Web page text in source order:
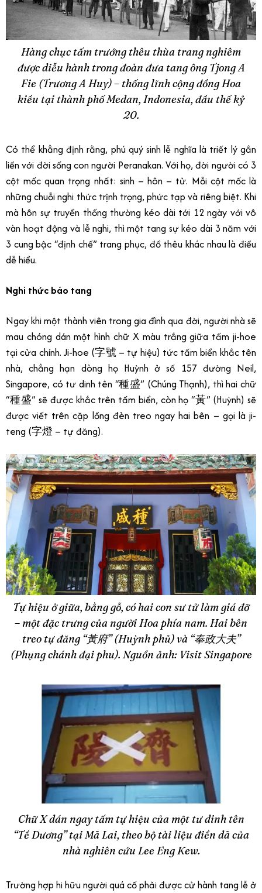
Hàng chục tấm trướng thêu thùa trang nghiêm
được diễu hành trong đoàn đưa tang ông Tjong A
Fie (Trương A Huy) – thống lĩnh cộng đồng Hoa
kiều tại thành phố Medan, Indonesia, đầu thế kỷ
20.
Có thể khẳng định rằng, phú quý sinh lễ nghĩa là triết lý gắn
liền với đời sống con người Peranakan. Với họ, đời người có 3
cột mốc quan trọng nhất: sinh – hôn – tử. Mỗi cột mốc là
những chuỗi nghi thức trịnh trọng, phức tạp và riêng biệt. Khi
mà hôn sự truyền thống thường kéo dài tới 12 ngày với vô
vàn hoạt động và lễ nghi, thì một tang sự kéo dài 3 năm với
3 cung bậc “định chế” trang phục, đồ thêu khác nhau là điều
dễ hiểu.
Nghi thức báo tang
Ngay khi một thành viên trong gia đình qua đời, người nhà sẽ
mau chóng dán một hình chữ X màu trắng giữa tấm ji-hoe
tại cửa chính. Ji-hoe (字號 – tự hiệu) tức tấm biển khắc tên
nhà, chẳng hạn dòng họ Huỳnh ở số 157 đường Neil,
Singapore, có tư dinh tên “種盛” (Chúng Thạnh), thì hai chữ
“種盛” sẽ được khắc trên tấm biển, còn họ “黃” (Huỳnh) sẽ
được viết trên cặp lồng đèn treo ngay hai bên – gọi là ji-
teng (字燈 – tự đăng).
Tự hiệu ở giữa, bằng gỗ, có hai con sư tử làm giá đỡ
– một đặc trưng của người Hoa phía nam. Hai bên
treo tự đăng “黃府” (Huỳnh phủ) và “奉政大夫”
(Phụng chánh đại phu). Nguồn ảnh: Visit Singapore
Chữ X dán ngay tấm tự hiệu của một tư dinh tên
“Tề Dương” tại Mã Lai, theo bộ tài liệu điền dã của
nhà nghiên cứu Lee Eng Kew.
Trường hợp hi hữu người quá cố phải được cử hành tang lễ ở